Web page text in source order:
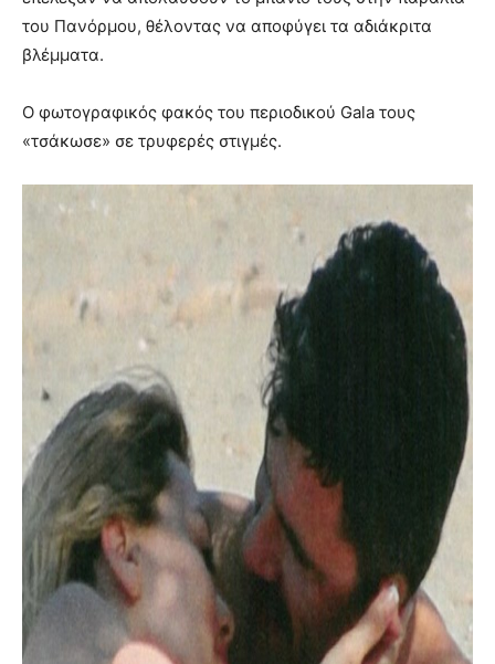
του Πανόρμου, θέλοντας να αποφύγει τα αδιάκριτα
βλέμματα.
Ο φωτογραφικός φακός του περιοδικού Gala τους
«τσάκωσε» σε τρυφερές στιγμές.